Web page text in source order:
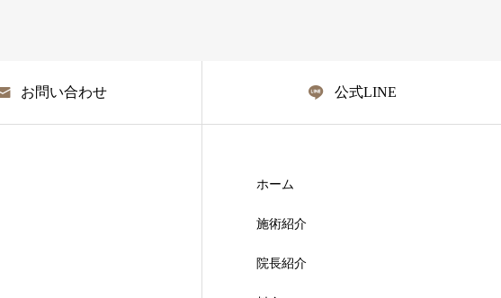
お問い合わせ 公式LINE
ホーム
施術紹介
院長紹介